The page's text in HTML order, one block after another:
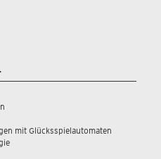
mit Glücksspielautomaten